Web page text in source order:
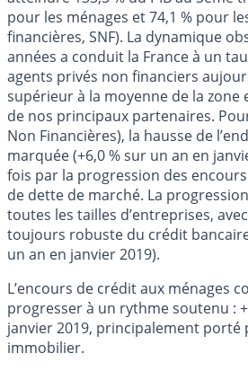
pour les ménages et 74,1 % pour
financières, SNF). La dynamique
années a conduit la France à un
agents privés non financiers
supérieur à la moyenne de la zone
de nos principaux partenaires.
Non Financières), la hausse de
marquée (+6,0 % sur un an en
fois par la progression des
de dette de marché. La
toutes les tailles d’entreprises,
toujours robuste du crédit bancaire
un an en janvier 2019).
L’encours de crédit aux ménages
progresser à un rythme soutenu :
janvier 2019, principalement porté
immobilier.